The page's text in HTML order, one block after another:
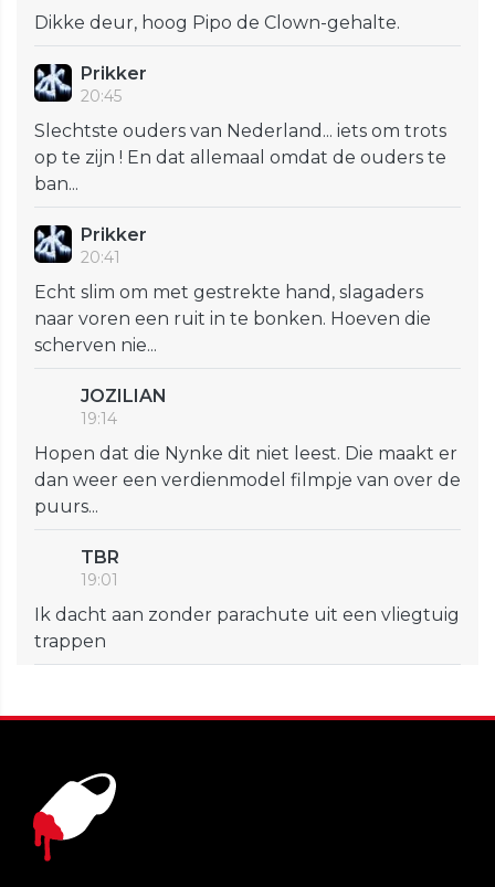
Dikke deur, hoog Pipo de Clown-gehalte.
Prikker
20:45
Slechtste ouders van Nederland... iets om trots
op te zijn ! En dat allemaal omdat de ouders te
ban...
Prikker
20:41
Echt slim om met gestrekte hand, slagaders
naar voren een ruit in te bonken. Hoeven die
scherven nie...
JOZILIAN
19:14
Hopen dat die Nynke dit niet leest. Die maakt er
dan weer een verdienmodel filmpje van over de
puurs...
TBR
19:01
Ik dacht aan zonder parachute uit een vliegtuig
trappen